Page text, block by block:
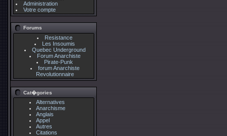
Administration
Votre compte
Forums
Resistance
Les Insoumis
Quebec Underground
Forum Anarchiste
Pirate-Punk
forum Anarchiste
Revolutionnaire
Cat�gories
Alternatives
Anarchisme
Anglais
Appel
Autres
Citations